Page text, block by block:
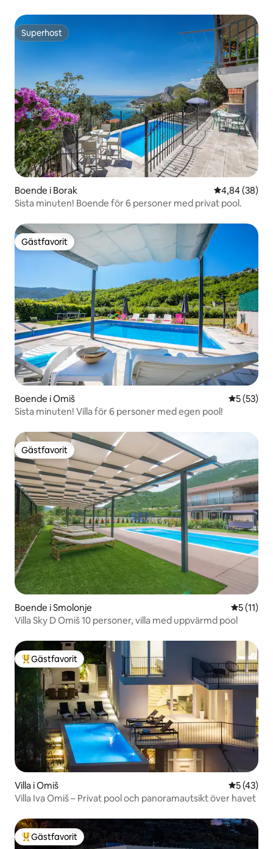
Superhost
Superhost
Boende i Borak 4,84 av 5 i
4,84 (38)
Sista minuten! Boende för 6 personer med privat pool.
Gästfavorit
Gästfavorit
Boende i Omiš 5 av 5 i
5 (53)
Sista minuten! Villa för 6 personer med egen pool!
Gästfavorit
Gästfavorit
Boende i Smolonje 5 av 5 i
5 (11)
Villa Sky D Omiš 10 personer, villa med uppvärmd pool
Populär gästfavorit
Gästfavorit
Villa i Omiš 5 av 5 i
5 (43)
Villa Iva Omiš – Privat pool och panoramautsikt över havet
Populär gästfavorit
Gästfavorit